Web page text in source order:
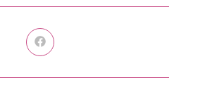
Ouvrir
dans
autre